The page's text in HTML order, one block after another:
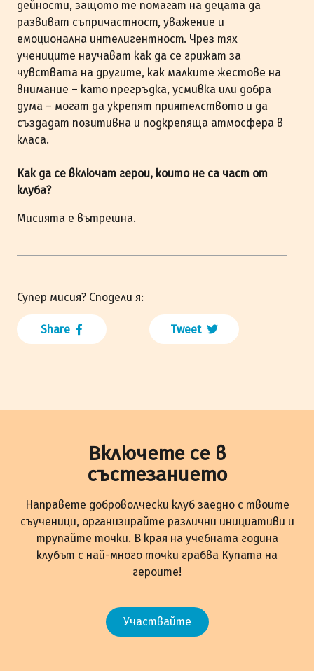
дейности, защото те помагат на децата да
развиват съпричастност, уважение и
емоционална интелигентност. Чрез тях
учениците научават как да се грижат за
чувствата на другите, как малките жестове на
внимание – като прегръдка, усмивка или добра
дума – могат да укрепят приятелството и да
създадат позитивна и подкрепяща атмосфера в
класа.
Как да се включат герои, които не са част от
клуба?
Мисията е вътрешна.
Супер мисия? Сподели я:
Share Tweet
Включете се в
състезанието
Направете доброволчески клуб заедно с твоите
съученици, организирайте различни инициативи и
трупайте точки. В края на учебната година
клубът с най-много точки грабва Купата на
героите!
Участвайте